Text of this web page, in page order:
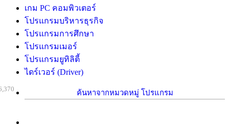
เกม PC คอมพิวเตอร์
โปรแกรมบริหารธุรกิจ
โปรแกรมการศึกษา
โปรแกรมเมอร์
โปรแกรมยูทิลิตี้
ไดร์เวอร์ (Driver)
ค้นหาจากหมวดหมู่ โปรแกรม